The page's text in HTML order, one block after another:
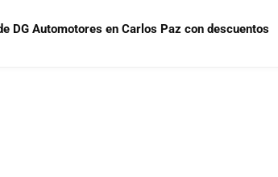
DG Automotores en Carlos Paz con descuentos